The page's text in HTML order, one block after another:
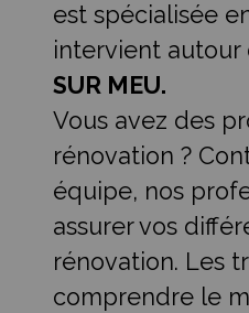
est spécialisée
intervient autour
SUR MEU.
Vous avez des
rénovation ?
équipe, nos
assurer vos
rénovation. Les
comprendre le